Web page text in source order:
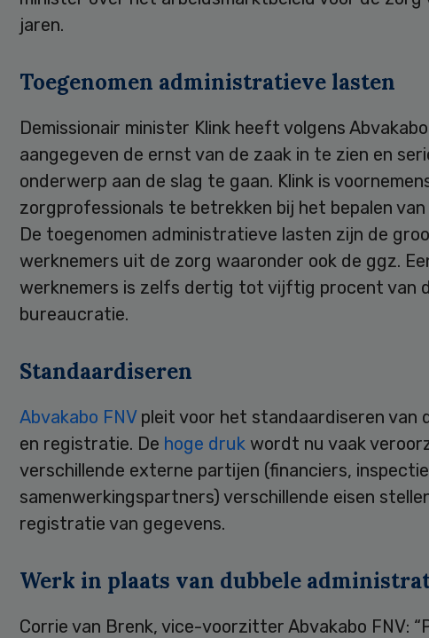
jaren.
Toegenomen administratieve lasten
Demissionair minister Klink heeft volgens
aangegeven de ernst van de zaak in te zien en
onderwerp aan de slag te gaan. Klink is
zorgprofessionals te betrekken bij het bepalen
De toegenomen administratieve lasten zijn de
werknemers uit de zorg waaronder ook de ggz.
werknemers is zelfs dertig tot vijftig procent van
bureaucratie.
Standaardiseren
Abvakabo FNVpleit voor het standaardiseren van
en registratie. De hoge druk wordt nu vaak
verschillende externe partijen (financiers,
samenwerkingspartners) verschillende eisen
registratie van gegevens.
Werk in plaats van dubbele
Corrie van Brenk, vice-voorzitter Abvakabo FNV: